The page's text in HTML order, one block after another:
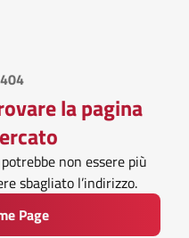
la pagina
non essere più
sbagliato l’indirizzo.
Page